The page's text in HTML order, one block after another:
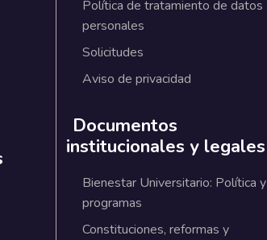
Política de tratamiento de datos
personales
Solicitudes
Aviso de privacidad
Documentos
institucionales y legales
Bienestar Universitario: Política y
programas
Constituciones, reformas y